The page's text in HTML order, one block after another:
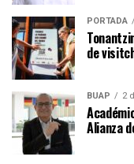
PORTADA
de
BUAP 2
Alianza